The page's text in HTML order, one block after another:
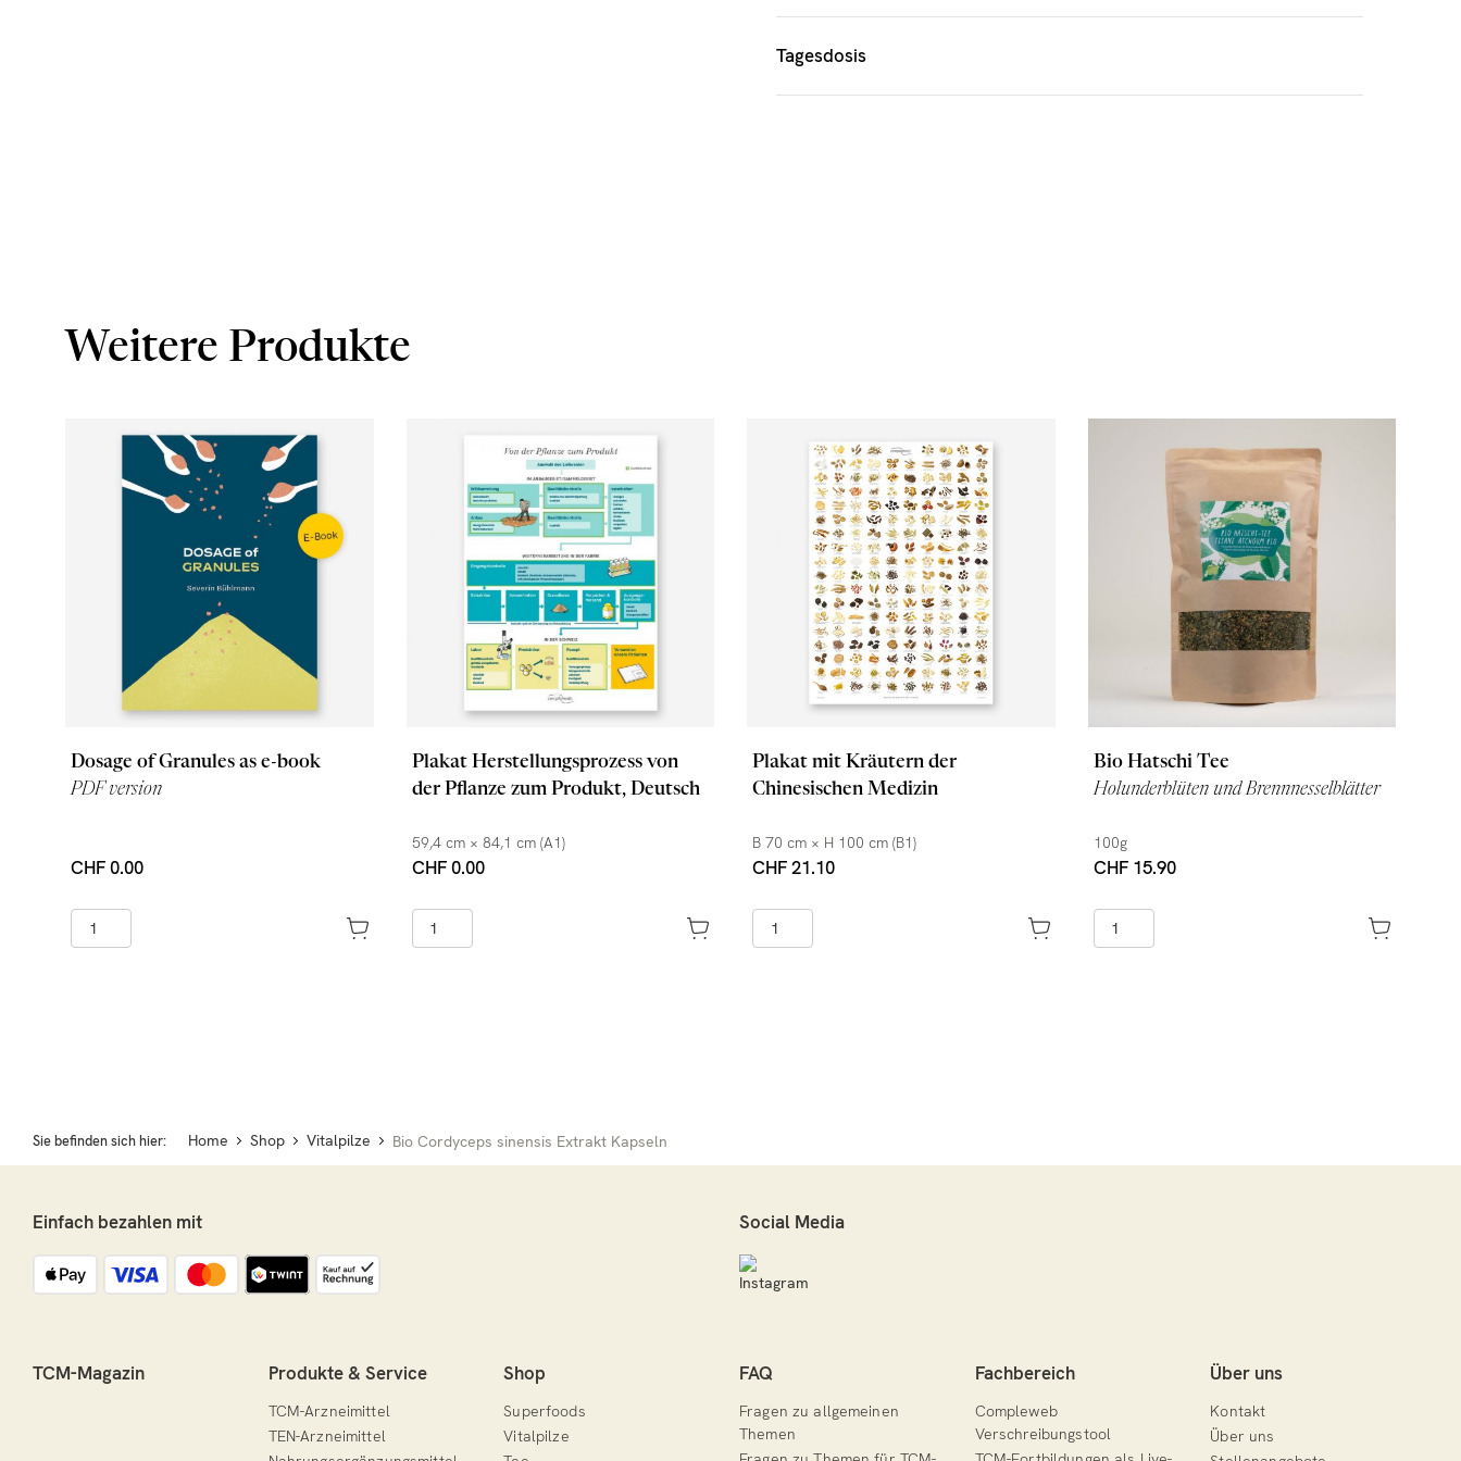
Tagesdosis
Weitere Produkte
Dosage of Granules as e-book
PDF version
CHF 0.00
Plakat Herstellungsprozess von
der Pflanze zum Produkt, Deutsch
59,4 cm × 84,1 cm (A1)
CHF 0.00
Plakat mit Kräutern der
Chinesischen Medizin
B 70 cm × H 100 cm (B1)
CHF 21.10
Bio Hatschi Tee
Holunderblüten und Brennnesselblätter
100g
CHF 15.90
Sie befinden sich hier: Home Shop Vitalpilze Bio Cordyceps sinensis Extrakt Kapseln
Einfach bezahlen mit Social Media
TCM-Magazin Produkte & Service
TCM-Arzneimittel
TEN-Arzneimittel
Shop
Superfoods
Vitalpilze
FAQ
Fragen zu allgemeinen
Themen
Fachbereich
Compleweb
Verschreibungstool
Über uns
Kontakt
Über uns